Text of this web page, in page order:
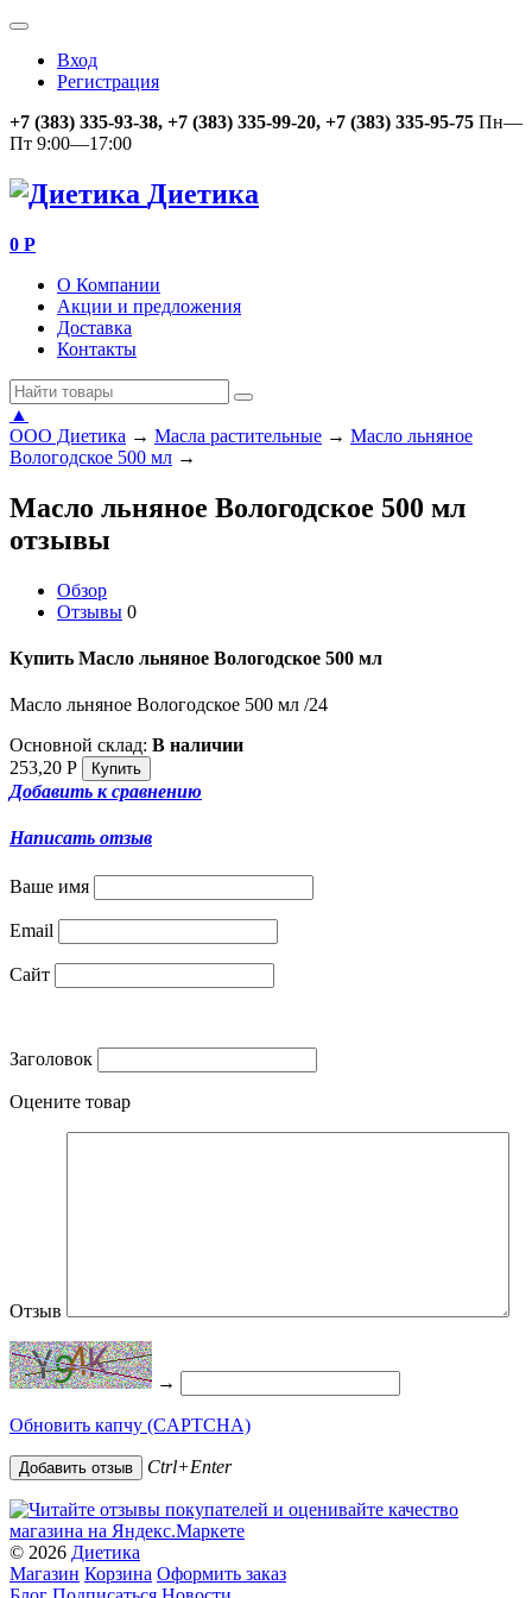
Вход
Регистрация
+7 (383) 335-93-38, +7 (383) 335-99-20, +7 (383) 335-95-75 Пн—
Пт 9:00—17:00
Диетика
0 Р
О Компании
Акции и предложения
Доставка
Контакты
▲
ООО Диетика → Масла растительные → Масло льняное
Вологодское 500 мл →
Масло льняное Вологодское 500 мл
отзывы
Обзор
Отзывы 0
Купить Масло льняное Вологодское 500 мл
Масло льняное Вологодское 500 мл /24
Основной склад: В наличии
253,20 Р
Добавить к сравнению
Написать отзыв
Ваше имя
Email
Сайт
Заголовок
Оцените товар
Отзыв
→
Обновить капчу (CAPTCHA)
Ctrl+Enter
© 2026 Диетика
Магазин Корзина Оформить заказ